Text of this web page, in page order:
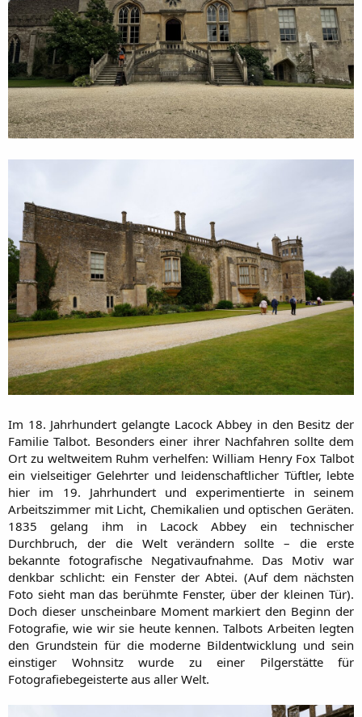
Im 18. Jahrhundert gelangte Lacock Abbey in den Besitz der
Familie Talbot. Besonders einer ihrer Nachfahren sollte dem
Ort zu weltweitem Ruhm verhelfen: William Henry Fox Talbot
ein vielseitiger Gelehrter und leidenschaftlicher Tüftler, lebte
hier im 19. Jahrhundert und experimentierte in seinem
Arbeitszimmer mit Licht, Chemikalien und optischen Geräten.
1835 gelang ihm in Lacock Abbey ein technischer
Durchbruch, der die Welt verändern sollte – die erste
bekannte fotografische Negativaufnahme. Das Motiv war
denkbar schlicht: ein Fenster der Abtei. (Auf dem nächsten
Foto sieht man das berühmte Fenster, über der kleinen Tür).
Doch dieser unscheinbare Moment markiert den Beginn der
Fotografie, wie wir sie heute kennen. Talbots Arbeiten legten
den Grundstein für die moderne Bildentwicklung und sein
einstiger Wohnsitz wurde zu einer Pilgerstätte für
Fotografiebegeisterte aus aller Welt.​